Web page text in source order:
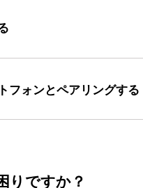
フォンとペアリングする
りですか？